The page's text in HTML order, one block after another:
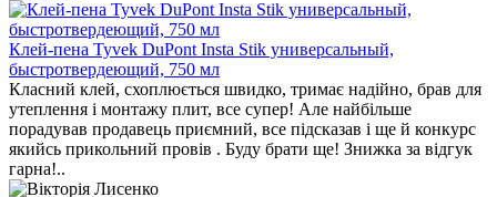
Клей-пена Tyvek DuPont Insta Stik универсальный,
быстротвердеющий, 750 мл
Класний клей, схоплюється швидко, тримає надійно, брав для
утеплення і монтажу плит, все супер! Але найбільше
порадував продавець приємний, все підсказав і ще й конкурс
якийсь прикольний провів . Буду брати ще! Знижка за відгук
гарна!..